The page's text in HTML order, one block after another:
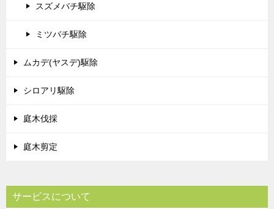
スズメバチ駆除
ミツバチ駆除
ムカデ(ヤスデ)駆除
シロアリ駆除
庭木伐採
庭木剪定
サービスについて